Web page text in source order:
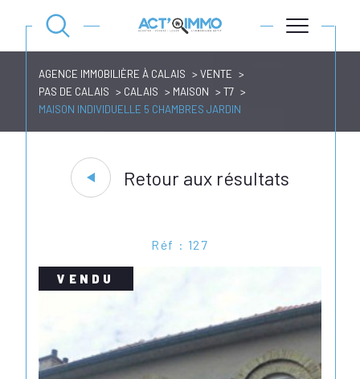
AGENCE IMMOBILIÈRE À CALAIS
VENTE
PAS DE CALAIS
CALAIS MAISON
T7
MAISON INDIVIDUELLE 5 CHAMBRES JARDIN
Retour aux résultats
Réf : 127
VENDU